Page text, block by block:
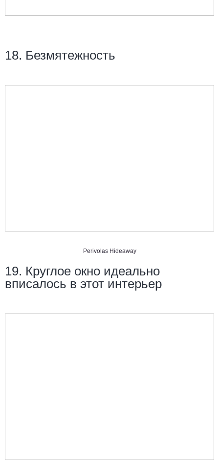
18. Безмятежность
Perivolas Hideaway
19. Круглое окно идеально
вписалось в этот интерьер